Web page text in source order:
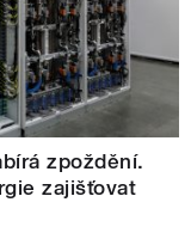
zpoždění.
zajišťovat